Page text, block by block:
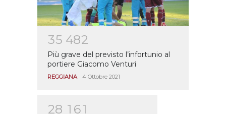
35 482
Più grave del previsto l’infortunio al
portiere Giacomo Venturi
REGGIANA 4 Ottobre 2021
28 1 61